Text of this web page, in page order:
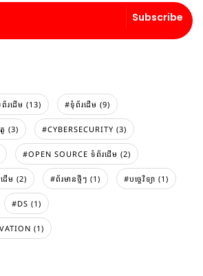
Subscribe
រដេីម (13) #ទំុព័រដេីម (9)
(3) #CYBERSECURITY (3)
#OPEN SOURCE ទំព័រដើម (2)
ើម (2) #ព័រមានថ្មីៗ (1) #បច្ចេវិទ្យា (1)
#DS (1)
(1)